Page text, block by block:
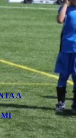
A
MI